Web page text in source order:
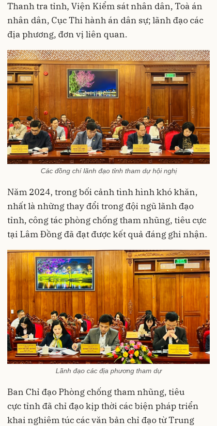
Thanh tra tỉnh, Viện Kiểm sát nhân dân, Toà án
nhân dân, Cục Thi hành án dân sự; lãnh đạo các
địa phương, đơn vị liên quan.
Các đồng chí lãnh đạo tỉnh tham dự hội nghị
Năm 2024, trong bối cảnh tình hình khó khăn,
nhất là những thay đổi trong đội ngũ lãnh đạo
tỉnh, công tác phòng chống tham nhũng, tiêu cực
tại Lâm Đồng đã đạt được kết quả đáng ghi nhận.
Lãnh đạo các địa phương tham dự
Ban Chỉ đạo Phòng chống tham nhũng, tiêu
cực tỉnh đã chỉ đạo kịp thời các biện pháp triển
khai nghiêm túc các văn bản chỉ đạo từ Trung